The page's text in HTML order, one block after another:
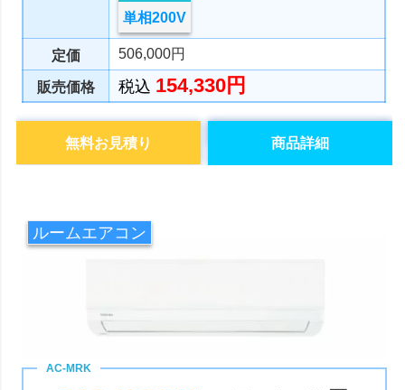
単相200V
定価 506,000円
販売価格 税込 154,330円
商品詳細
無料お見積り
ルームエアコン